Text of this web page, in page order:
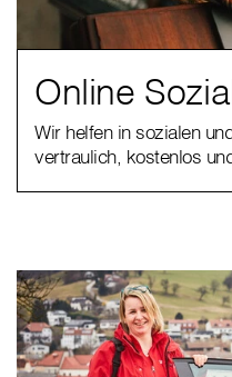
Online
Wir helfen in sozialen
vertraulich, kostenlos